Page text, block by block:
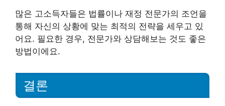
많은 고소득자들은 법률이나 재정 전문가의 조언을
통해 자신의 상황에 맞는 최적의 전략을 세우고 있
어요. 필요한 경우, 전문가와 상담해보는 것도 좋은
방법이에요.
결론